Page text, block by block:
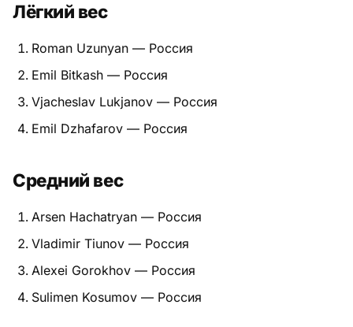
Пояса
Психология бойца
Техника и ката
Травмы
Лёгкий вес
Roman Uzunyan — Россия
Emil Bitkash — Россия
Vjacheslav Lukjanov — Россия
Emil Dzhafarov — Россия
Средний вес
Arsen Hachatryan — Россия
Vladimir Tiunov — Россия
Alexei Gorokhov — Россия
Sulimen Kosumov — Россия